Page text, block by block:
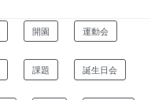
開園 運動会
課題 誕生日会